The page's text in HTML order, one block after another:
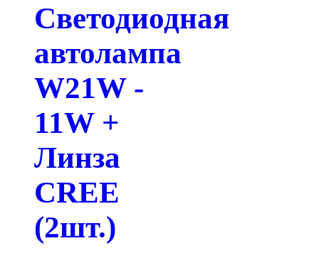
Светодиодная
автолампа
W21W -
11W +
Линза
CREE
(2шт.)